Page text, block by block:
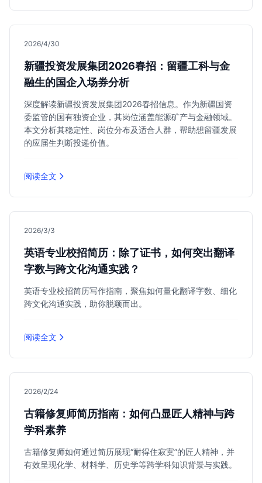
2026/4/30
新疆投资发展集团2026春招：留疆工科与金
融生的国企入场券分析
深度解读新疆投资发展集团2026春招信息。作为新疆国资
委监管的国有独资企业，其岗位涵盖能源矿产与金融领域。
本文分析其稳定性、岗位分布及适合人群，帮助想留疆发展
的应届生判断投递价值。
阅读全文
2026/3/3
英语专业校招简历：除了证书，如何突出翻译
字数与跨文化沟通实践？
英语专业校招简历写作指南，聚焦如何量化翻译字数、细化
跨文化沟通实践，助你脱颖而出。
阅读全文
2026/2/24
古籍修复师简历指南：如何凸显匠人精神与跨
学科素养
古籍修复师如何通过简历展现“耐得住寂寞”的匠人精神，并
有效呈现化学、材料学、历史学等跨学科知识背景与实践。